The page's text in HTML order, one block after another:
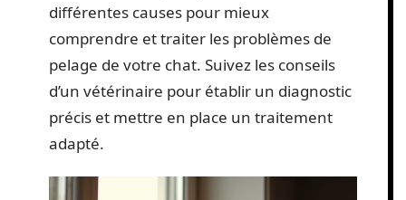
différentes causes pour mieux
comprendre et traiter les problèmes de
pelage de votre chat. Suivez les conseils
d’un vétérinaire pour établir un diagnostic
précis et mettre en place un traitement
adapté.